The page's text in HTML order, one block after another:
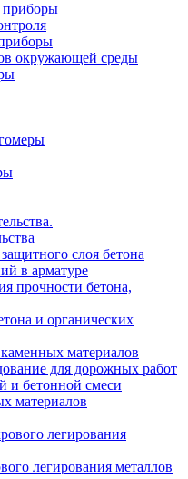
приборы
окружающей среды
слоя бетона
в арматуре
прочности бетона,
и органических
материалов
для дорожных работ
и бетонной смеси
материалов
легирования металлов